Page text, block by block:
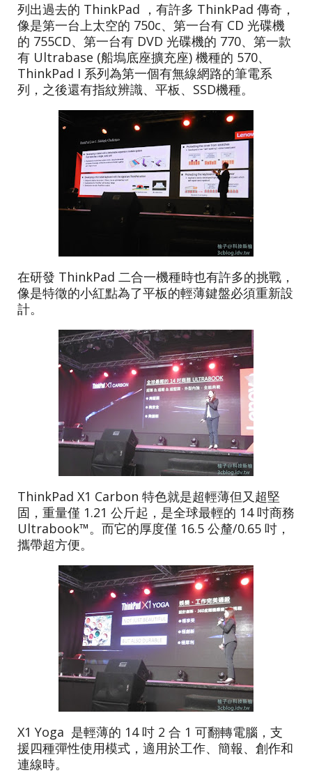
列出過去的 ThinkPad ，有許多 ThinkPad 傳奇，
像是第一台上太空的 750c、第一台有 CD 光碟機
的 755CD、第一台有 DVD 光碟機的 770、第一款
有 Ultrabase (船塢底座擴充座) 機種的 570、
ThinkPad I 系列為第一個有無線網路的筆電系
列，之後還有指紋辨識、平板、SSD機種。
在研發 ThinkPad 二合一機種時也有許多的挑戰，
像是特徵的小紅點為了平板的輕薄鍵盤必須重新設
計。
ThinkPad X1 Carbon 特色就是超輕薄但又超堅
固，重量僅 1.21 公斤起，是全球最輕的 14 吋商務
Ultrabook™。而它的厚度僅 16.5 公釐/0.65 吋，
攜帶超方便。
X1 Yoga 是輕薄的 14 吋 2 合 1 可翻轉電腦，支
援四種彈性使用模式，適用於工作、簡報、創作和
連線時。